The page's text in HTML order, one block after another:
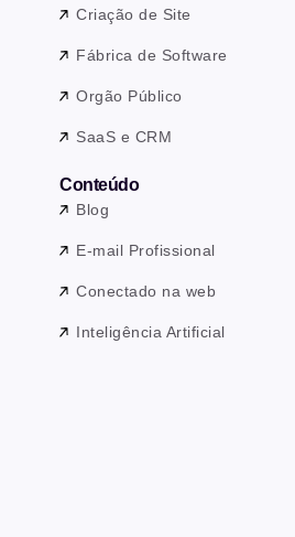
Criação de Site
Fábrica de Software
Orgão Público
SaaS e CRM
Conteúdo
Blog
E-mail Profissional
Conectado na web
Inteligência Artificial